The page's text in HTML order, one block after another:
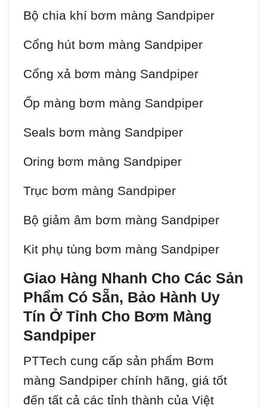
Bộ chia khí bơm màng Sandpiper
Cổng hút bơm màng Sandpiper
Cổng xả bơm màng Sandpiper
Ốp màng bơm màng Sandpiper
Seals bơm màng Sandpiper
Oring bơm màng Sandpiper
Trục bơm màng Sandpiper
Bộ giảm âm bơm màng Sandpiper
Kit phụ tùng bơm màng Sandpiper
Giao Hàng Nhanh Cho Các Sản
Phẩm Có Sẵn, Bảo Hành Uy
Tín Ở Tỉnh Cho Bơm Màng
Sandpiper
PTTech cung cấp sản phẩm Bơm
màng Sandpiper chính hãng, giá tốt
đến tất cả các tỉnh thành của Việt